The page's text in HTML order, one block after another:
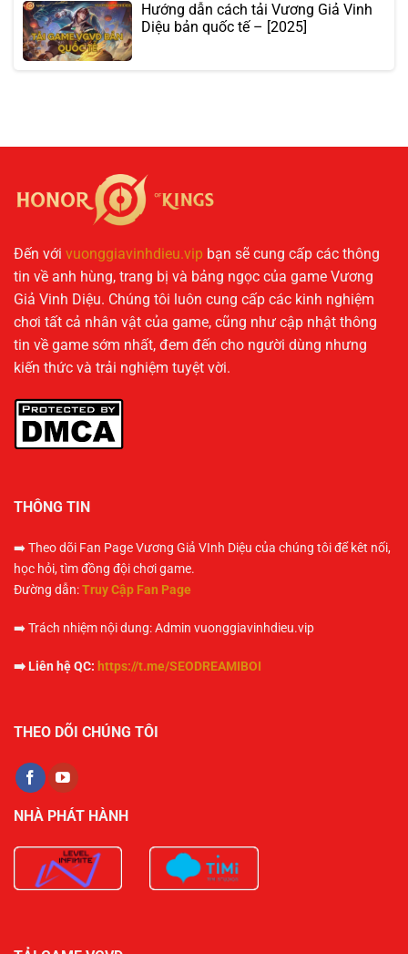
Hướng dẫn cách tải Vương Giả Vinh
Diệu bản quốc tế – [2025]
Đến với vuonggiavinhdieu.vip bạn sẽ cung cấp các thông
tin về anh hùng, trang bị và bảng ngọc của game Vương
Giả Vinh Diệu. Chúng tôi luôn cung cấp các kinh nghiệm
chơi tất cả nhân vật của game, cũng như cập nhật thông
tin về game sớm nhất, đem đến cho người dùng nhưng
kiến thức và trải nghiệm tuyệt vời.
THÔNG TIN
➡️ Theo dõi Fan Page Vương Giả VInh Diệu của chúng tôi để kêt nối,
học hỏi, tìm đồng đội chơi game.
Đường dẫn:Truy Cập Fan Page
➡️ Trách nhiệm nội dung: Admin vuonggiavinhdieu.vip
➡️ Liên hệ QC: https://t.me/SEODREAMIBOI
THEO DÕI CHÚNG TÔI
NHÀ PHÁT HÀNH